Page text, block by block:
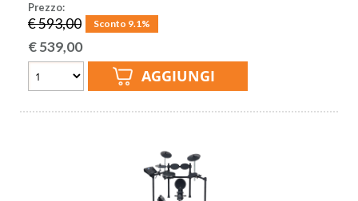
Prezzo:
€ 593,00 Sconto 9.1%
€539,00